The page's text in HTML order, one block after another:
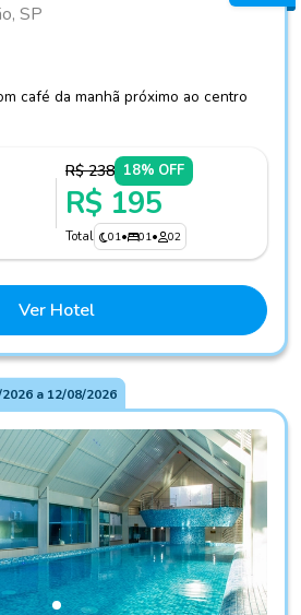
SP
café da manhã próximo ao centro
R$ 238 18% OFF
R$ 195
Total 01• 01• 02
Ver Hotel
a 12/08/2026